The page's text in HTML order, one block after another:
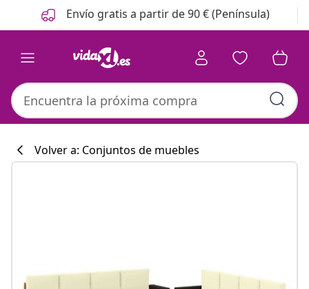
Anterior
Siguiente Envío gratis a partir de 90 € (Península)
Volver a: Conjuntos de muebles